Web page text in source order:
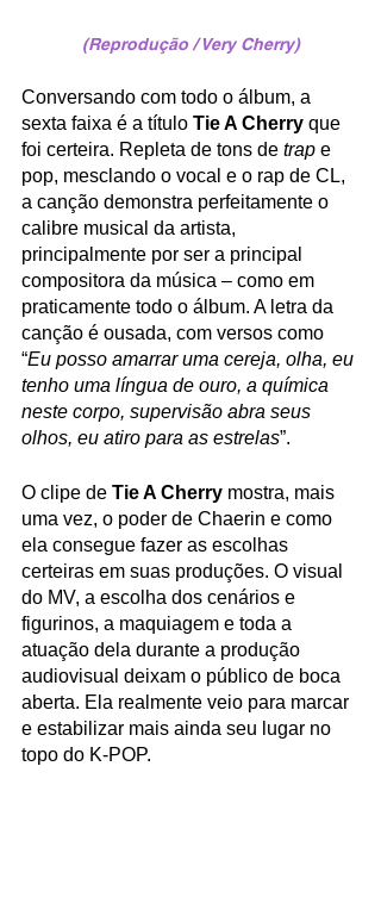
(Reprodução / Very Cherry)
Conversando com todo o álbum, a
sexta faixa é a título Tie A Cherry que
foi certeira. Repleta de tons de trap e
pop, mesclando o vocal e o rap de CL,
a canção demonstra perfeitamente o
calibre musical da artista,
principalmente por ser a principal
compositora da música – como em
praticamente todo o álbum. A letra da
canção é ousada, com versos como
“Eu posso amarrar uma cereja, olha, eu
tenho uma língua de ouro, a química
neste corpo, supervisão abra seus
olhos, eu atiro para as estrelas”.
O clipe de Tie A Cherry mostra, mais
uma vez, o poder de Chaerin e como
ela consegue fazer as escolhas
certeiras em suas produções. O visual
do MV, a escolha dos cenários e
figurinos, a maquiagem e toda a
atuação dela durante a produção
audiovisual deixam o público de boca
aberta. Ela realmente veio para marcar
e estabilizar mais ainda seu lugar no
topo do K-POP.